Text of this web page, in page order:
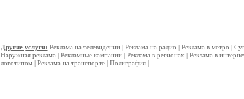
Другие услуги: Реклама на телевидении| Реклама на радио Реклама в метро
Наружная реклама
Рекламные кампании| Реклама в регионах Реклама в
логотипом| Реклама на транспорте| Полиграфия|